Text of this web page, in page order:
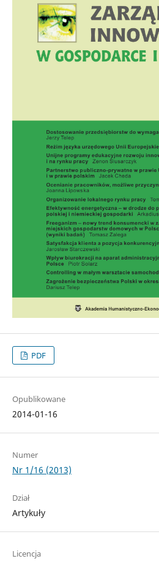
PDF
Opublikowane
2014-01-16
Numer
Nr 1/16 (2013)
Dział
Artykuły
Licencja